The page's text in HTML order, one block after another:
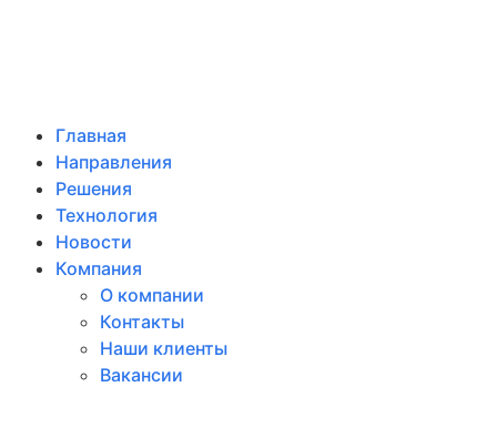
Главная
Направления
Решения
Технология
Новости
Компания
О компании
Контакты
Наши клиенты
Вакансии